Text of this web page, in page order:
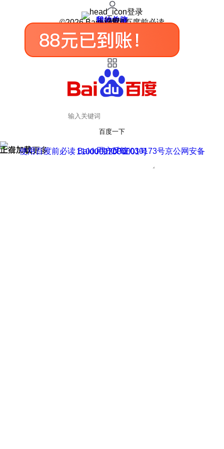
登录
我的关注
我的收藏
皮肤中心
用户反馈
设置
©2026 Baidu 使用百度前必读
百度一下
正在加载
上滑加载更多 用户反馈
使用百度前必读 Baidu 京ICP证030173号
京公网安备11000002000001号